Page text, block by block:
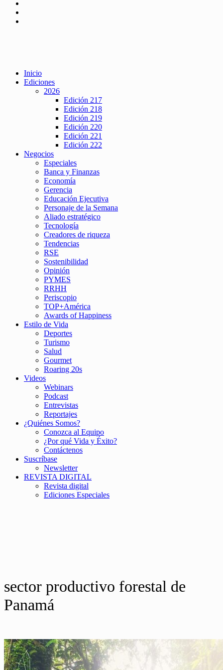
Inicio
Ediciones
2026
Edición 217
Edición 218
Edición 219
Edición 220
Edición 221
Edición 222
Negocios
Especiales
Banca y Finanzas
Economía
Gerencia
Educación Ejecutiva
Personaje de la Semana
Aliado estratégico
Tecnología
Creadores de riqueza
Tendencias
RSE
Sostenibilidad
Opinión
PYMES
RRHH
Periscopio
TOP+América
Awards of Happiness
Estilo de Vida
Deportes
Turismo
Salud
Gourmet
Roaring 20s
Videos
Webinars
Podcast
Entrevistas
Reportajes
¿Quiénes Somos?
Conozca al Equipo
¿Por qué Vida y Éxito?
Contáctenos
Suscríbase
Newsletter
REVISTA DIGITAL
Revista digital
Ediciones Especiales
sector productivo forestal de
Panamá